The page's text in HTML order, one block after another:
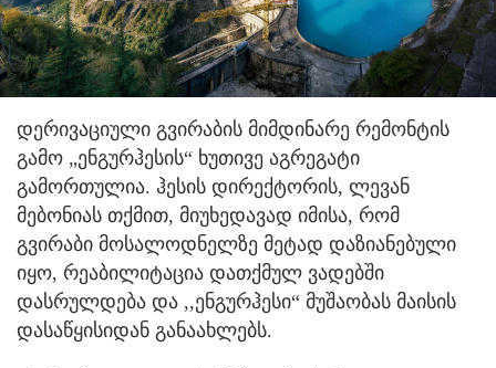
დერივაციული გვირაბის მიმდინარე რემონტის
გამო „ენგურჰესის“ ხუთივე აგრეგატი
გამორთულია. ჰესის დირექტორის, ლევან
მებონიას თქმით, მიუხედავად იმისა, რომ
გვირაბი მოსალოდნელზე მეტად დაზიანებული
იყო, რეაბილიტაცია დათქმულ ვადებში
დასრულდება და ,,ენგურჰესი“ მუშაობას მაისის
დასაწყისიდან განაახლებს.